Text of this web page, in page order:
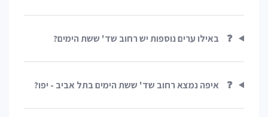
❓ באילו ערים נוספות יש רחוב שד' ששת הימים?
❓ איפה נמצא רחוב שד' ששת הימים בתל אביב - יפו?